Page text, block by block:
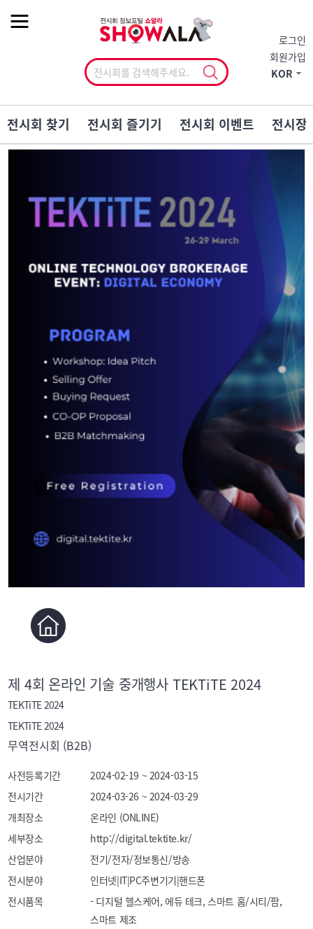
로그인
회원가입
KOR
전시회 찾기 전시회 즐기기 전시회 이벤트 전시장
제 4회 온라인 기술 중개행사 TEKTiTE 2024
TEKTiTE 2024
TEKTiTE 2024
무역전시회 (B2B)
사전등록기간
2024-02-19 ~ 2024-03-15
전시기간
2024-03-26 ~ 2024-03-29
개최장소
온라인 (ONLINE)
세부장소
http://digital.tektite.kr/
산업분야
전기/전자/정보통신/방송
전시분야
인터넷|IT|PC주변기기|핸드폰
전시품목
- 디지털 헬스케어, 에듀 테크, 스마트 홈/시티/팜,
스마트 제조